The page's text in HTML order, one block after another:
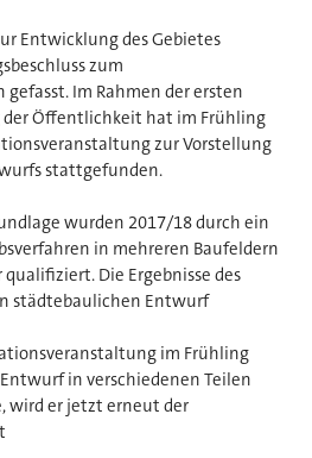
Entwicklung des Gebietes
zum
Im Rahmen der ersten
Öffentlichkeit hat im Frühling
zur Vorstellung
stattgefunden.
wurden 2017/18 durch ein
in mehreren Baufeldern
Die Ergebnisse des
städtebaulichen Entwurf
im Frühling
in verschiedenen Teilen
wird er jetzt erneut der